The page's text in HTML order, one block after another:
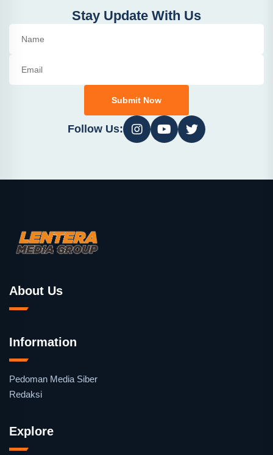
Stay Update With Us
Submit Now
Follow Us:
About Us
Information
Pedoman Media Siber
Redaksi
Explore